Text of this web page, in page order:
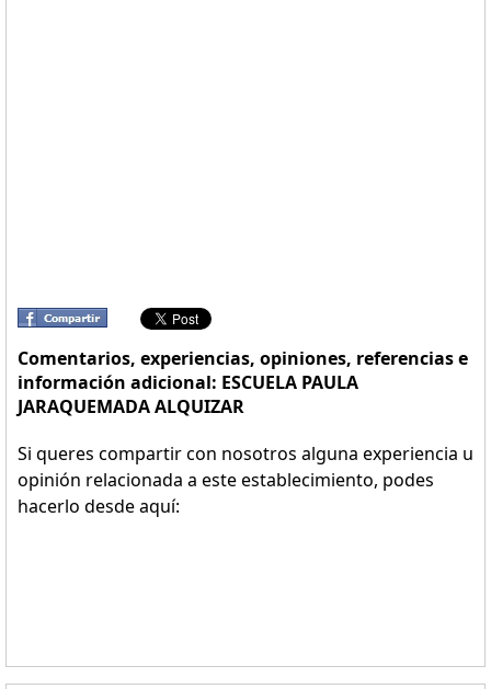
Comentarios, experiencias, opiniones, referencias e
información adicional: ESCUELA PAULA
JARAQUEMADA ALQUIZAR
Si queres compartir con nosotros alguna experiencia u
opinión relacionada a este establecimiento, podes
hacerlo desde aquí: